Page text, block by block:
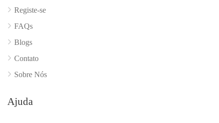
Registe-se
FAQs
Blogs
Contato
Sobre Nós
Ajuda